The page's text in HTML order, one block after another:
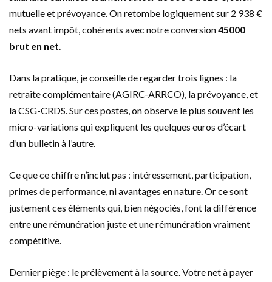
mutuelle et prévoyance. On retombe logiquement sur 2 938 €
nets avant impôt, cohérents avec notre conversion45000
brut en net.
Dans la pratique, je conseille de regarder trois lignes : la
retraite complémentaire (AGIRC-ARRCO), la prévoyance, et
la CSG-CRDS. Sur ces postes, on observe le plus souvent les
micro-variations qui expliquent les quelques euros d’écart
d’un bulletin à l’autre.
Ce que ce chiffre n’inclut pas : intéressement, participation,
primes de performance, ni avantages en nature. Or ce sont
justement ces éléments qui, bien négociés, font la différence
entre une rémunération juste et une rémunération vraiment
compétitive.
Dernier piège : le prélèvement à la source. Votre net à payer